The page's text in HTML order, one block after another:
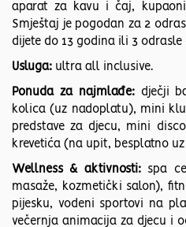
aparat za kavu i čaj,
Smještaj je pogodan za 2
dijete do 13 godina ili 3 odrasle
Usluga: ultra all inclusive.
Ponuda za najmlađe: dječji
kolica (uz nadoplatu), mini
predstave za djecu, mini
krevetića (na upit, besplatno
Wellness & aktivnosti: spa
masaže, kozmetički salon),
pijesku, vodeni sportovi na
večernja animacija za djecu i